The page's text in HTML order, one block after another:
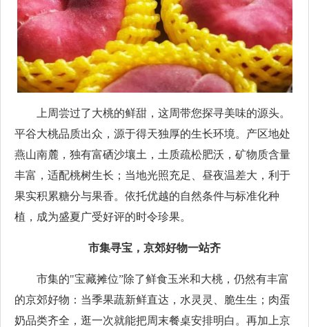
上周尝过了大桃的鲜甜，这周带您探寻美味的源头。
平谷大桃品质出众，源于得天独厚的生长环境。产区地处
燕山南麓，独有富硒沙壤土，土质疏松肥沃，矿物质含量
丰富，适配桃树生长；当地光照充足、昼夜温差大，利于
果实积累糖分与果香。依托优越的自然条件与标准化种
植，成为盛夏广受好评的时令珍果。
市集寻宝，京郊好物一站齐
市集的"宝藏摊位”除了鲜食玉米和大桃，仍然有丰富
的京郊好物：当季果蔬新鲜直达，水灵灵、脆生生；肉蛋
奶品类齐全，逛一次就能把周末餐桌安排明白。再加上京